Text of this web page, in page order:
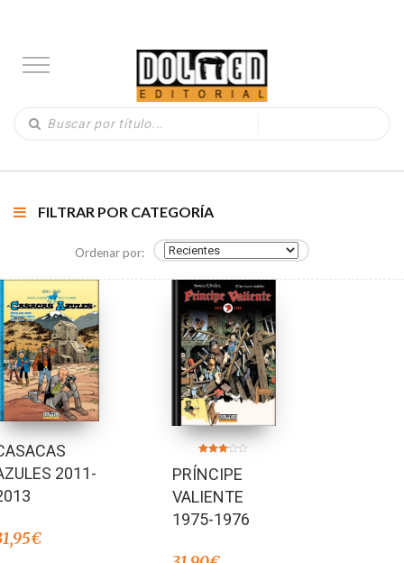
FILTRAR POR CATEGORÍA
Ordenar por:
2011-
€
en
3.00
de 5
PRÍNCIPE
VALIENTE
1975-1976